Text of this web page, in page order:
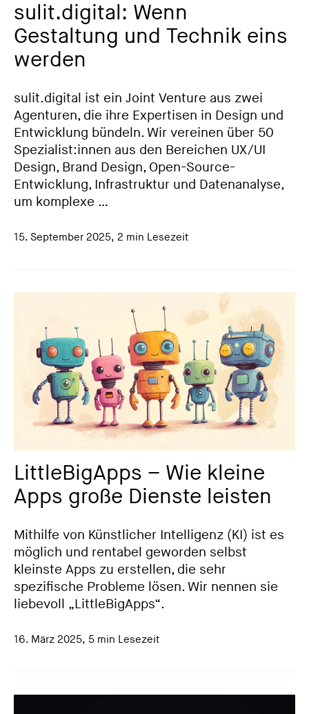
sulit.digital: Wenn
Gestaltung und Technik eins
werden
sulit.digital ist ein Joint Venture aus zwei
Agenturen, die ihre Expertisen in Design und
Entwicklung bündeln. Wir vereinen über 50
Spezialist:innen aus den Bereichen UX/UI
Design, Brand Design, Open-Source-
Entwicklung, Infrastruktur und Datenanalyse,
um komplexe …
15. September 2025, 2 min Lesezeit
LittleBigApps – Wie kleine
Apps große Dienste leisten
Mithilfe von Künstlicher Intelligenz (KI) ist es
möglich und rentabel geworden selbst
kleinste Apps zu erstellen, die sehr
spezifische Probleme lösen. Wir nennen sie
liebevoll „LittleBigApps“.
16. März 2025, 5 min Lesezeit